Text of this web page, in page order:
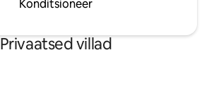
Konditsioneer
Privaatsed villad